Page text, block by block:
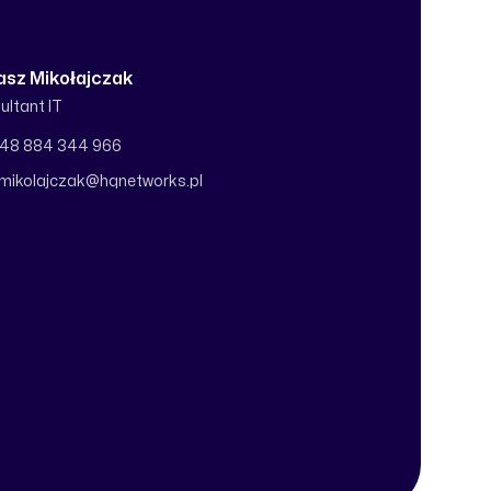
Mikołajczak
IT
884 344 966